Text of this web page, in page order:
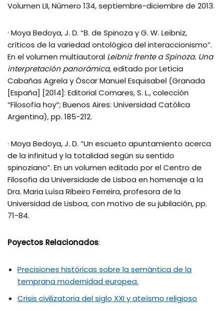
Volumen LII, Número 134, septiembre-diciembre de 2013.
· Moya Bedoya, J. D. “B. de Spinoza y G. W. Leibniz,
críticos de la variedad ontológica del interaccionismo”.
En el volumen multiautoral Leibniz frente a Spinoza. Una
interpretación panorámica, editado por Leticia
Cabañas Agrela y Óscar Manuel Esquisabel (Granada
[España] [2014]: Editorial Comares, S. L., colección
“Filosofía hoy”; Buenos Aires: Universidad Católica
Argentina), pp. 185-212.
· Moya Bedoya, J. D. “Un escueto apuntamiento acerca
de la infinitud y la totalidad según su sentido
spinoziano”. En un volumen editado por el Centro de
Filosofia da Universidade de Lisboa en homenaje a la
Dra. Maria Luísa Ribeiro Ferreira, profesora de la
Universidad de Lisboa, con motivo de su jubilación, pp.
71-84.
Poyectos Relacionados:
Precisiones históricas sobre la semántica de la
temprana modernidad europea.
Crisis civilizatoria del siglo XXI y ateísmo religioso